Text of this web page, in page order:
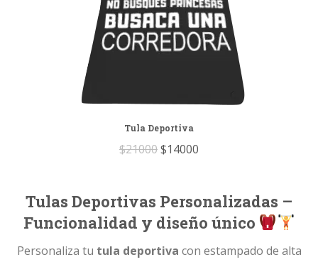
Tula Deportiva
$21000Original
$21000.
$14000
$14000.
Tulas Deportivas Personalizadas –
Funcionalidad y diseño único
Personaliza tu tula deportiva con estampado de alta